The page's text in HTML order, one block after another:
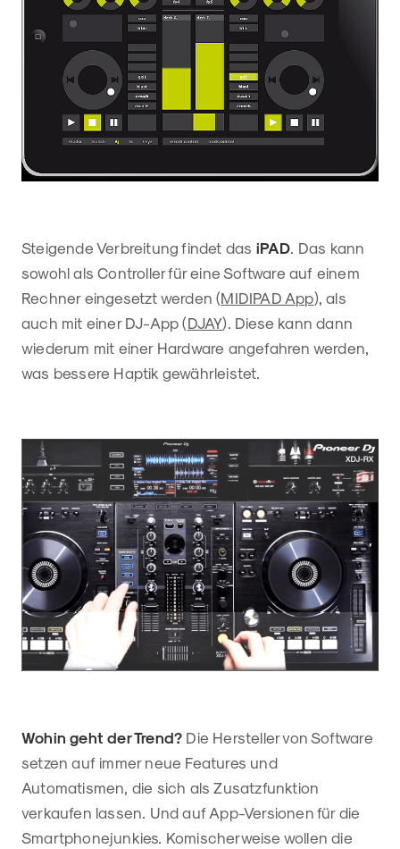
Steigende Verbreitung findet das iPAD. Das kann
sowohl als Controller für eine Software auf einem
Rechner eingesetzt werden (MIDIPAD App), als
auch mit einer DJ-App (DJAY). Diese kann dann
wiederum mit einer Hardware angefahren werden,
was bessere Haptik gewährleistet.
Wohin geht der Trend? Die Hersteller von Software
setzen auf immer neue Features und
Automatismen, die sich als Zusatzfunktion
verkaufen lassen. Und auf App-Versionen für die
Smartphonejunkies. Komischerweise wollen die